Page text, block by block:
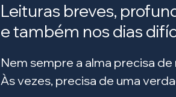
Leituras breves,
e também nos dias
Nem sempre a alma precisa
Às vezes, precisa de uma